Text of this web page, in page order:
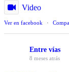
Video
Ver en facebook ·
Entre vías
8 meses atrás